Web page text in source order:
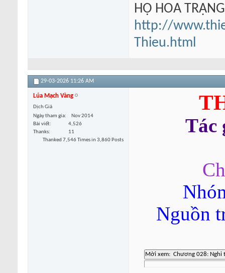
HỘ HOA
http://
Thieu.html
29-03-2026 11:26 AM
Lúa Mạch Vàng
Dịch Giả
Ngày tham gia
Nov 2014
Bài viết
4,526
Thanks
11
Thanked 7,546 Times in 3,860 Posts
Tác
Nguồn